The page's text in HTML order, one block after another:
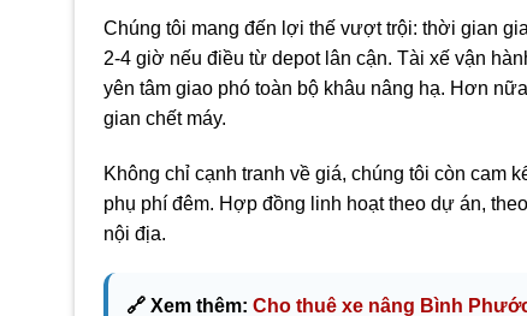
Chúng tôi mang đến lợi thế vượt trội: thời gian
2-4 giờ nếu điều từ depot lân cận. Tài xế vận
yên tâm giao phó toàn bộ khâu nâng hạ. Hơn
gian chết máy.
Không chỉ cạnh tranh về giá, chúng tôi còn cam
phụ phí đêm. Hợp đồng linh hoạt theo dự án,
nội địa.
🔗 Xem thêm: Cho thuê xe nâng Bình